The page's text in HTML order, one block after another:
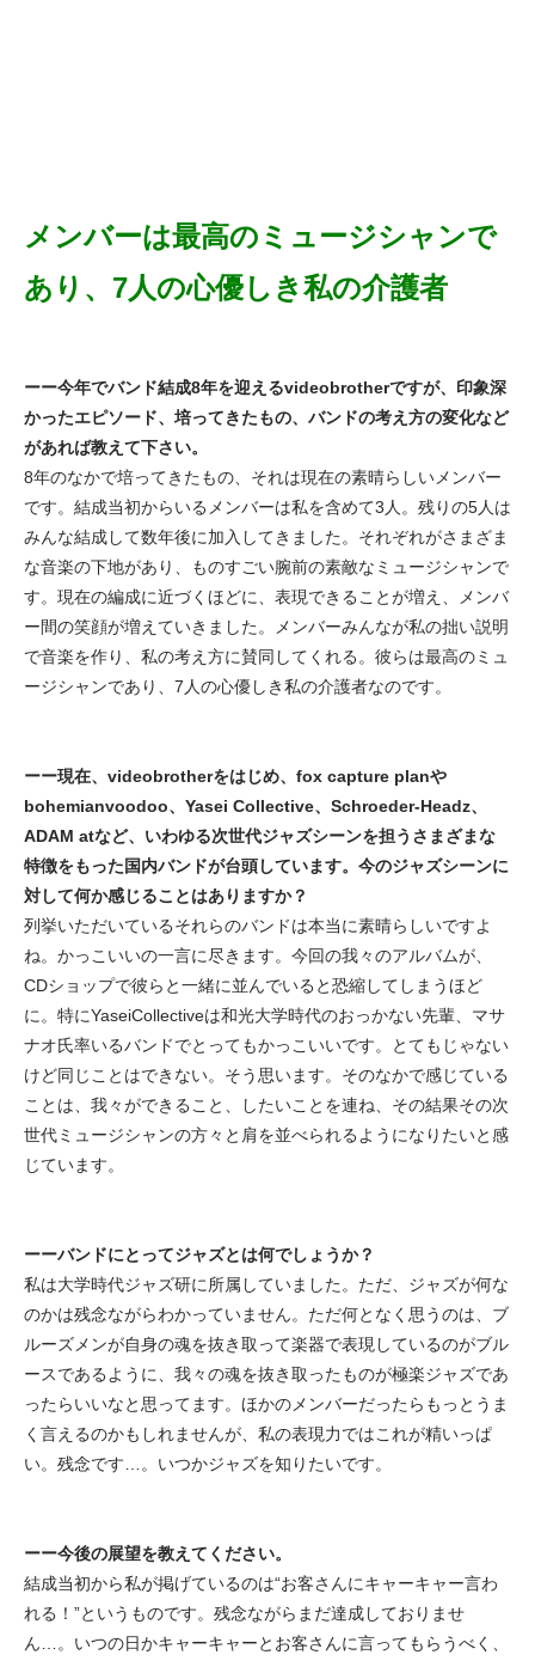
メンバーは最高のミュージシャンで
あり、7人の心優しき私の介護者
ーー今年でバンド結成8年を迎えるvideobrotherですが、印象深
かったエピソード、培ってきたもの、バンドの考え方の変化など
があれば教えて下さい。
8年のなかで培ってきたもの、それは現在の素晴らしいメンバー
です。結成当初からいるメンバーは私を含めて3人。残りの5人は
みんな結成して数年後に加入してきました。それぞれがさまざま
な音楽の下地があり、ものすごい腕前の素敵なミュージシャンで
す。現在の編成に近づくほどに、表現できることが増え、メンバ
ー間の笑顔が増えていきました。メンバーみんなが私の拙い説明
で音楽を作り、私の考え方に賛同してくれる。彼らは最高のミュ
ージシャンであり、7人の心優しき私の介護者なのです。
ーー現在、videobrotherをはじめ、fox capture planや
bohemianvoodoo、Yasei Collective、Schroeder-Headz、
ADAM atなど、いわゆる次世代ジャズシーンを担うさまざまな
特徴をもった国内バンドが台頭しています。今のジャズシーンに
対して何か感じることはありますか？
列挙いただいているそれらのバンドは本当に素晴らしいですよ
ね。かっこいいの一言に尽きます。今回の我々のアルバムが、
CDショップで彼らと一緒に並んでいると恐縮してしまうほど
に。特にYaseiCollectiveは和光大学時代のおっかない先輩、マサ
ナオ氏率いるバンドでとってもかっこいいです。とてもじゃない
けど同じことはできない。そう思います。そのなかで感じている
ことは、我々ができること、したいことを連ね、その結果その次
世代ミュージシャンの方々と肩を並べられるようになりたいと感
じています。
ーーバンドにとってジャズとは何でしょうか？
私は大学時代ジャズ研に所属していました。ただ、ジャズが何な
のかは残念ながらわかっていません。ただ何となく思うのは、ブ
ルーズメンが自身の魂を抜き取って楽器で表現しているのがブル
ースであるように、我々の魂を抜き取ったものが極楽ジャズであ
ったらいいなと思ってます。ほかのメンバーだったらもっとうま
く言えるのかもしれませんが、私の表現力ではこれが精いっぱ
い。残念です…。いつかジャズを知りたいです。
ーー今後の展望を教えてください。
結成当初から私が掲げているのは“お客さんにキャーキャー言わ
れる！”というものです。残念ながらまだ達成しておりませ
ん…。いつの日かキャーキャーとお客さんに言ってもらうべく、